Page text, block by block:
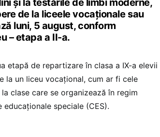
de la liceele vocaționale sau
luni, 5 august, conform
– etapa a II-a.
etapă de repartizare în clasa a IX-a elevii
la un liceu vocațional, cum ar fi cele
clase care se organizează în regim
speciale (CES).